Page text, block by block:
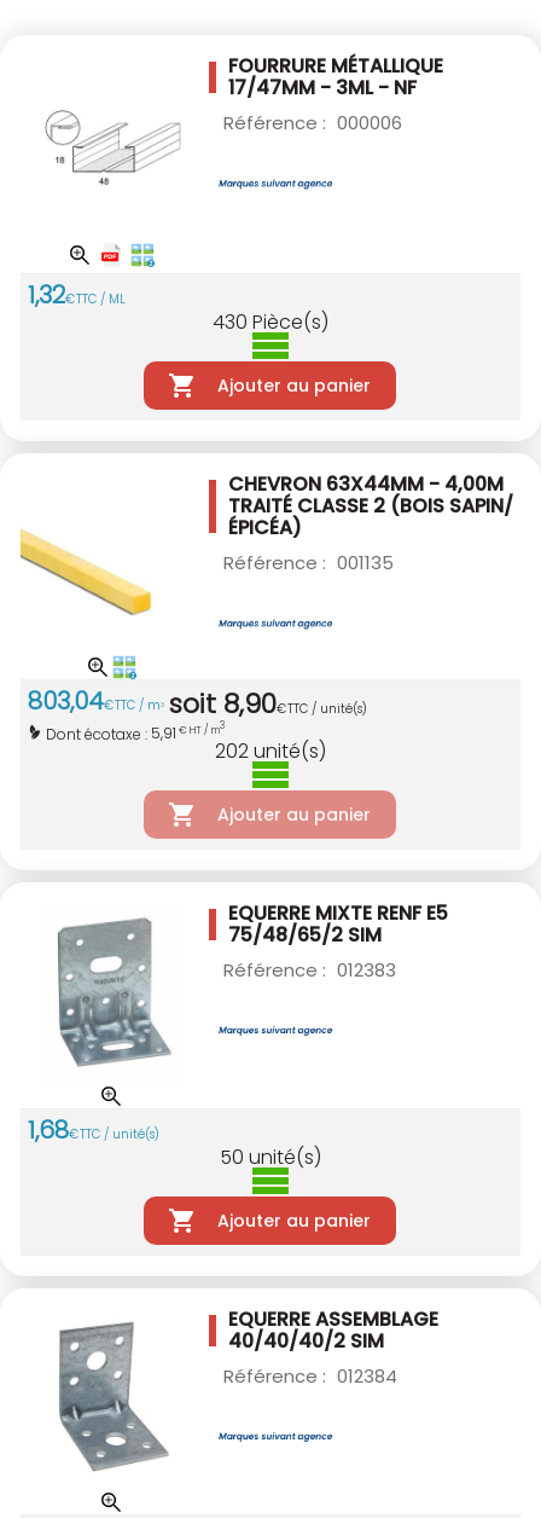
FOURRURE MÉTALLIQUE
17/47MM - 3ML - NF
Référence : 000006
1,32€TTC / ML
430 Pièce(s)
Ajouter au panier
CHEVRON 63X44MM - 4,00M
TRAITÉ CLASSE 2 (BOIS SAPIN/
ÉPICÉA)
Référence : 001135
803,04€TTC / m3 soit 8,90€TTC / unité(s)
Dont écotaxe : 5,91 € HT / m3
202unité(s)
Ajouter au panier
EQUERRE MIXTE RENF E5
75/48/65/2 SIM
Référence : 012383
1,68€TTC / unité(s)
50 unité(s)
Ajouter au panier
EQUERRE ASSEMBLAGE
40/40/40/2 SIM
Référence : 012384